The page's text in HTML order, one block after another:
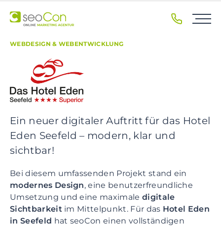
u
H
t
n
v
i
g
t
i
o
n
s
WEBDESIGN & WEBENTWICKLUNG
Ein neuer digitaler Auftritt für das Hotel
Eden Seefeld – modern, klar und
sichtbar!
Bei diesem umfassenden Projekt stand ein
modernes Design, eine benutzerfreundliche
Umsetzung und eine maximale digitale
Sichtbarkeit im Mittelpunkt. Für das Hotel Eden
in Seefeld hat seoCon einen vollständigen